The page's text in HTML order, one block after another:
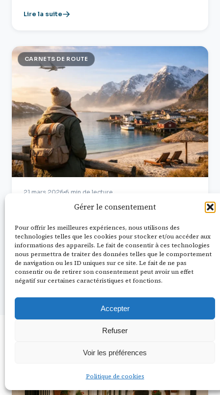
Gérer le consentement
Pour offrir les meilleures expériences, nous utilisons des
technologies telles que les cookies pour stocker et/ou accéder aux
informations des appareils. Le fait de consentir à ces technologies
nous permettra de traiter des données telles que le comportement
de navigation ou les ID uniques sur ce site. Le fait de ne pas
consentir ou de retirer son consentement peut avoir un effet
négatif sur certaines caractéristiques et fonctions.
Accepter
Refuser
Voir les préférences
Politique de cookies
Lire la suite
CARNETS DE ROUTE
21 mars 2026 6 min de lecture
Voyager hors saison avantages à
Voyager hors saison : moins de monde, prix
divisés par deux, et des souvenirs que vous
n'aurez jamais en août.…
Lire la suite